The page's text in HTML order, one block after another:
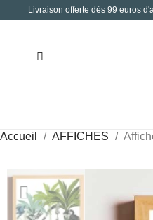
Livraison offerte dès 99 euros
Accueil AFFICHES